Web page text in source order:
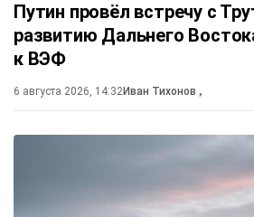
Путин провёл встречу с
развитию Дальнего
к ВЭФ
6 августа 2026, 14:32Иван Тихонов ,